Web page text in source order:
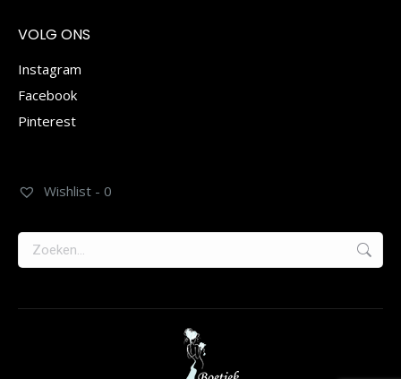
VOLG ONS
Instagram
Facebook
Pinterest
Wishlist - 0
Zoeken: